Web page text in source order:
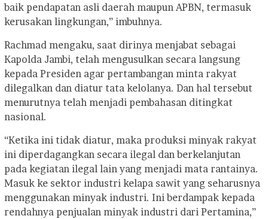
baik pendapatan asli daerah maupun APBN, termasuk
kerusakan lingkungan,” imbuhnya.
Rachmad mengaku, saat dirinya menjabat sebagai
Kapolda Jambi, telah mengusulkan secara langsung
kepada Presiden agar pertambangan minta rakyat
dilegalkan dan diatur tata kelolanya. Dan hal tersebut
menurutnya telah menjadi pembahasan ditingkat
nasional.
“Ketika ini tidak diatur, maka produksi minyak rakyat
ini diperdagangkan secara ilegal dan berkelanjutan
pada kegiatan ilegal lain yang menjadi mata rantainya.
Masuk ke sektor industri kelapa sawit yang seharusnya
menggunakan minyak industri. Ini berdampak kepada
rendahnya penjualan minyak industri dari Pertamina,”